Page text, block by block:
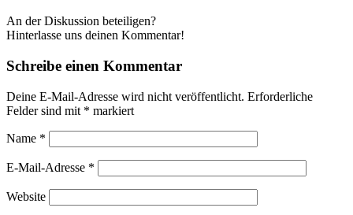
An der Diskussion beteiligen?
Hinterlasse uns deinen Kommentar!
Schreibe einen Kommentar
Deine E-Mail-Adresse wird nicht veröffentlicht. Erforderliche
Felder sind mit * markiert
Name *
E-Mail-Adresse *
Website